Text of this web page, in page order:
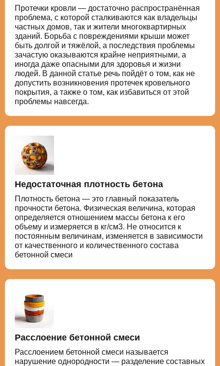
Протечки кровли — достаточно распространённая
проблема, с которой сталкиваются как владельцы
частных домов, так и жители многоквартирных
зданий. Борьба с повреждениями крыши может
быть долгой и тяжёлой, а последствия проблемы
зачастую оказываются крайне неприятными, а
иногда даже опасными для здоровья и жизни
людей. В данной статье речь пойдёт о том, как не
допустить возникновения протечек кровельного
покрытия, а также о том, как избавиться от этой
проблемы навсегда.
Недостаточная плотность бетона
Плотность бетона — это главный показатель
прочности бетона. Физическая величина, которая
определяется отношением массы бетона к его
объему и измеряется в кг/см3. Не относится к
постоянным величинам, изменяется в зависимости
от качественного и количественного состава
бетонной смеси
Расслоение бетонной смеси
Расслоением бетонной смеси называется
нарушение однородности — разделение составных